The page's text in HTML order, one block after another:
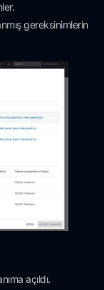
gereksinimlerin
açıldı.